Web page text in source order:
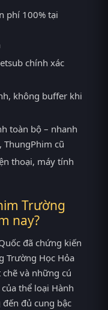
phí 100% tại
chính xác
không buffer khi
toàn bộ – nhanh
cũ
thoại, máy tính
Trường
nay?
đã chứng kiến
Trường Học Hỏa
và những cú
thể loại Hành
đủ cung bậc